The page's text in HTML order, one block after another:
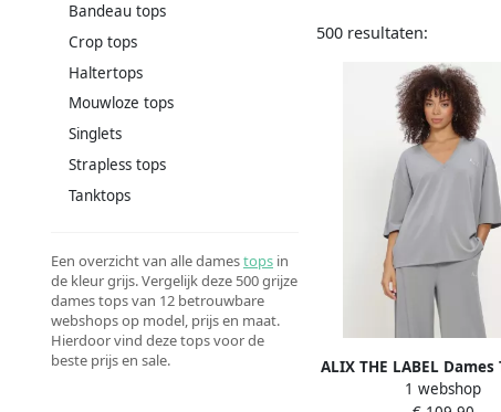
Bandeau tops
Crop tops
Haltertops
Mouwloze tops
Singlets
Strapless tops
Tanktops
Een overzicht van alle damestops in
de kleur grijs. Vergelijk deze 500 grijze
dames tops van 12 betrouwbare
webshops op model, prijs en maat.
Hierdoor vind deze tops voor de
beste prijs en sale.
500 resultaten:
ALIX THE LABEL Dames
shirts Ladies Knitted
1 webshop